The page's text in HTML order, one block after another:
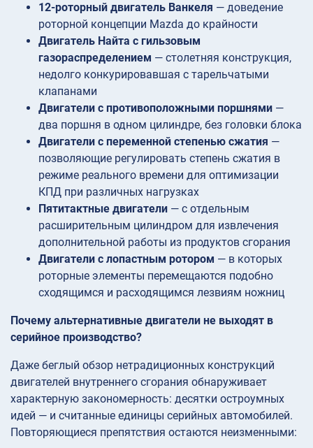
12-роторный двигатель Ванкеля — доведение
роторной концепции Mazda до крайности
Двигатель Найта с гильзовым
газораспределением — столетняя конструкция,
недолго конкурировавшая с тарельчатыми
клапанами
Двигатели с противоположными поршнями —
два поршня в одном цилиндре, без головки блока
Двигатели с переменной степенью сжатия —
позволяющие регулировать степень сжатия в
режиме реального времени для оптимизации
КПД при различных нагрузках
Пятитактные двигатели — с отдельным
расширительным цилиндром для извлечения
дополнительной работы из продуктов сгорания
Двигатели с лопастным ротором — в которых
роторные элементы перемещаются подобно
сходящимся и расходящимся лезвиям ножниц
Почему альтернативные двигатели не выходят в
серийное производство?
Даже беглый обзор нетрадиционных конструкций
двигателей внутреннего сгорания обнаруживает
характерную закономерность: десятки остроумных
идей — и считанные единицы серийных автомобилей.
Повторяющиеся препятствия остаются неизменными: